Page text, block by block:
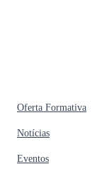
Oferta Formativa
Notícias
Eventos